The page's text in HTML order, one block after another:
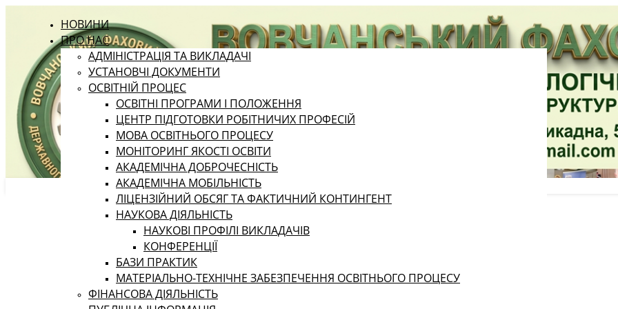
НОВИНИ
ПРО НАС
АДМІНІСТРАЦІЯ ТА ВИКЛАДАЧІ
УСТАНОВЧІ ДОКУМЕНТИ
ОСВІТНІЙ ПРОЦЕС
ОСВІТНІ ПРОГРАМИ І ПОЛОЖЕННЯ
ЦЕНТР ПІДГОТОВКИ РОБІТНИЧИХ ПРОФЕСІЙ
МОВА ОСВІТНЬОГО ПРОЦЕСУ
МОНІТОРИНГ ЯКОСТІ ОСВІТИ
АКАДЕМІЧНА ДОБРОЧЕСНІСТЬ
АКАДЕМІЧНА МОБІЛЬНІСТЬ
ЛІЦЕНЗІЙНИЙ ОБСЯГ ТА ФАКТИЧНИЙ КОНТИНГЕНТ
НАУКОВА ДІЯЛЬНІСТЬ
НАУКОВІ ПРОФІЛІ ВИКЛАДАЧІВ
КОНФЕРЕНЦІЇ
БАЗИ ПРАКТИК
МАТЕРІАЛЬНО-ТЕХНІЧНЕ ЗАБЕЗПЕЧЕННЯ ОСВІТНЬОГО ПРОЦЕСУ
ФІНАНСОВА ДІЯЛЬНІСТЬ